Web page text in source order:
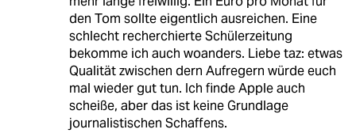
den Tom sollte eigentlich ausreichen. Eine
schlecht recherchierte Schülerzeitung
bekomme ich auch woanders. Liebe taz: etwas
Qualität zwischen dern Aufregern würde euch
mal wieder gut tun. Ich finde Apple auch
scheiße, aber das ist keine Grundlage
journalistischen Schaffens.